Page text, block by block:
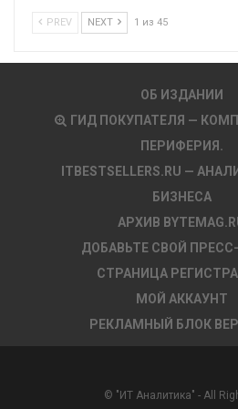
PREV NEXT 1 из 45
ОБ ИЗДАНИИ
ГИД ПОКУПАТЕЛЯ —
ПЕРИФЕРИЯ.
ITBESTSELLERS.RU —
БИЗНЕСА
АРХИВ
ДОБАВЬТЕ СВОЙ
СТРАНИЦА
МОЙ АККАУНТ
РЕКЛАМНЫЙ БЛОК
© "ИТ Аналитика" - All